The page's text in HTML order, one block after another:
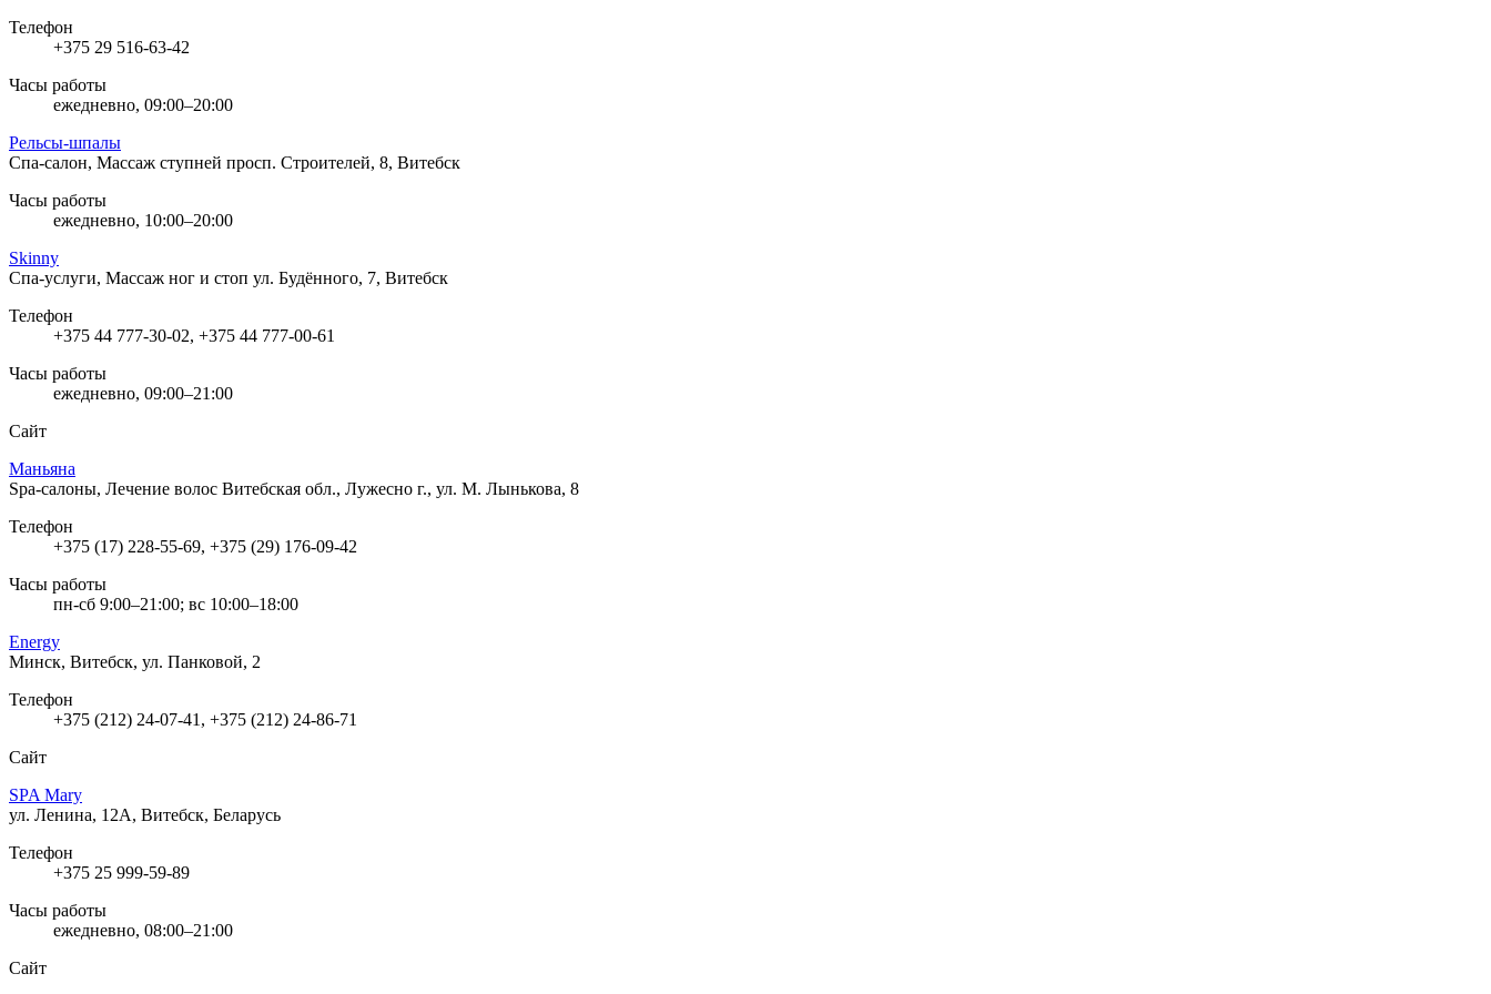
Телефон
+375 29 516-63-42
Часы работы
ежедневно, 09:00–20:00
Рельсы-шпалы
Спа-салон, Массаж ступней просп. Строителей, 8, Витебск
Часы работы
ежедневно, 10:00–20:00
Skinny
Спа-услуги, Массаж ног и стоп ул. Будённого, 7, Витебск
Телефон
+375 44 777-30-02, +375 44 777-00-61
Часы работы
ежедневно, 09:00–21:00
Сайт
Маньяна
Spa-салоны, Лечение волос Витебская обл., Лужесно г., ул. М. Лынькова, 8
Телефон
+375 (17) 228-55-69, +375 (29) 176-09-42
Часы работы
пн-сб 9:00–21:00; вс 10:00–18:00
Energy
Минск, Витебск, ул. Панковой, 2
Телефон
+375 (212) 24-07-41, +375 (212) 24-86-71
Сайт
SPA Mary
ул. Ленина, 12А, Витебск, Беларусь
Телефон
+375 25 999-59-89
Часы работы
ежедневно, 08:00–21:00
Сайт